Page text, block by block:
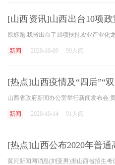
[山西资讯]山西出台10项
奖1000万元
新闻 2020-10-09 99人阅
[热点]山西疫情及“四后”“
新闻 2020-10-14 91人阅
[热点]山西公布2020年普通